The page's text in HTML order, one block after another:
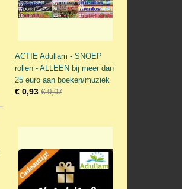
ACTIE Adullam - SNOEP
rollen - ALLEEN bij meer dan
25 euro aan boeken/muziek
€ 0,93 € 0,97